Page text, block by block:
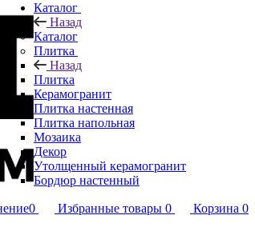
0 Избранные товары 0 Корзина 0
Каталог
Назад
Каталог
Плитка
Назад
Плитка
Керамогранит
Плитка настенная
Плитка напольная
Мозаика
Декор
Утолщенный керамогранит
Бордюр настенный